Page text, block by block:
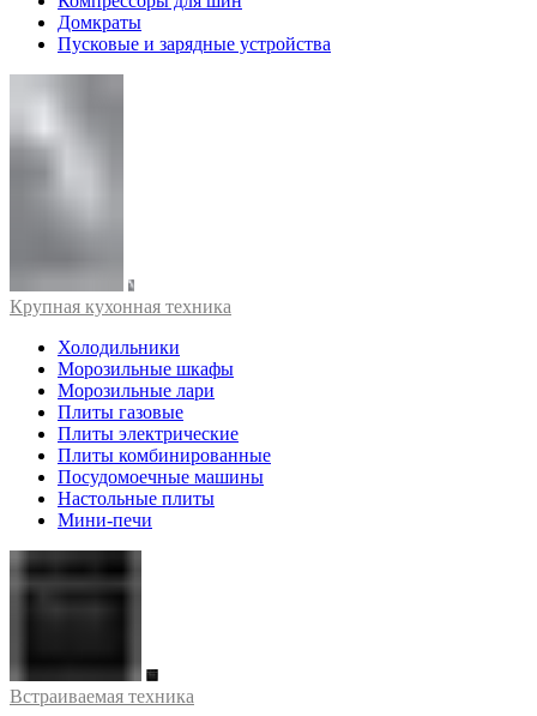
Домкраты
Пусковые и зарядные устройства
Крупная кухонная техника
Холодильники
Морозильные шкафы
Морозильные лари
Плиты газовые
Плиты электрические
Плиты комбинированные
Посудомоечные машины
Настольные плиты
Мини-печи
Встраиваемая техника